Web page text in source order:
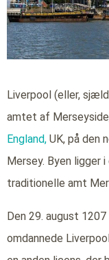
Liverpool (eller,
amtet af
England, UK, på den
Mersey. Byen ligger
traditionelle amt
Den 29. august
omdannede